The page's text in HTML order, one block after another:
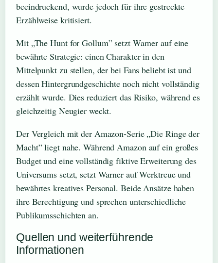
beeindruckend, wurde jedoch für ihre gestreckte
Erzählweise kritisiert.
Mit „The Hunt for Gollum” setzt Warner auf eine
bewährte Strategie: einen Charakter in den
Mittelpunkt zu stellen, der bei Fans beliebt ist und
dessen Hintergrundgeschichte noch nicht vollständig
erzählt wurde. Dies reduziert das Risiko, während es
gleichzeitig Neugier weckt.
Der Vergleich mit der Amazon-Serie „Die Ringe der
Macht” liegt nahe. Während Amazon auf ein großes
Budget und eine vollständig fiktive Erweiterung des
Universums setzt, setzt Warner auf Werktreue und
bewährtes kreatives Personal. Beide Ansätze haben
ihre Berechtigung und sprechen unterschiedliche
Publikumsschichten an.
Quellen und weiterführende
Informationen